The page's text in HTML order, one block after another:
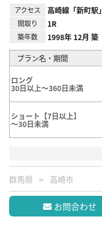
アクセス 高崎線「新町駅」
間取り 1R
築年数 1998年 12月 築
プラン名・期間
ロング
30日以上～360日未満
ショート【7日以上】
～30日未満
群馬県 高崎市
お問合わせ